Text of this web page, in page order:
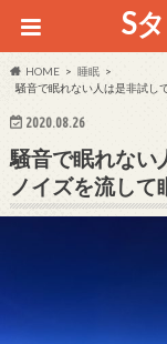
S
HOME
睡眠
騒音で眠れない人は是非試し
2020.08.26
騒音で眠れない
ノイズを流して